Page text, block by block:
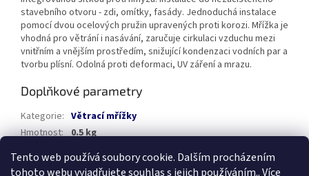
Tento web používá soubory cookie. Dalším procházením
tohoto webu vyjadřujete souhlas s jejich používáním.. Více
stavebního otvoru - zdi, omítky, fasády. Jednoduchá instalace
pomocí dvou ocelových pružin upravených proti korozi. Mřížka je
vhodná pro větrání i nasávání, zaručuje cirkulaci vzduchu mezi
vnitřním a vnějším prostředím, snižující kondenzaci vodních par a
tvorbu plísní. Odolná proti deformaci, UV záření a mrazu.
Doplňkové parametry
Kategorie: Větrací mřížky
Hmotnost: 0.5 kg